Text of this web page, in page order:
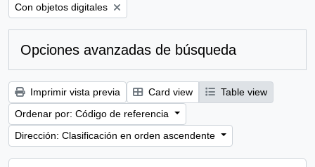
Remove filter:
Con objetos digitales
Opciones avanzadas de búsqueda
Imprimir vista previa Card view
Table view
Ordenar por: Código de referencia
Dirección: Clasificación en orden ascendente